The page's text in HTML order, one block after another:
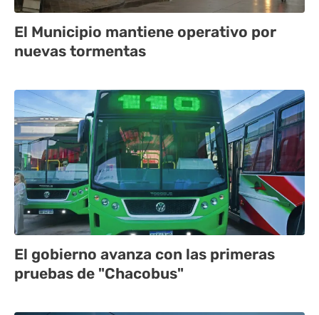
El Municipio mantiene operativo por
nuevas tormentas
El gobierno avanza con las primeras
pruebas de "Chacobus"